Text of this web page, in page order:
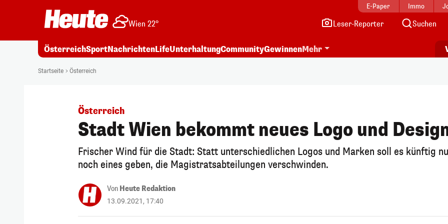
E-Paper Immo
Wien 22° Leser-Reporter Suchen
ÖsterreichSportNachrichtenLifeUnterhaltungCommunityGewinnenMehr
Startseite Österreich
Österreich
Stadt Wien bekommt neues Logo und
Frischer Wind für die Stadt: Statt unterschiedlichen Logos und Marken soll es künftig
noch eines geben, die Magistratsabteilungen verschwinden.
Von Heute Redaktion
13.09.2021, 17:40